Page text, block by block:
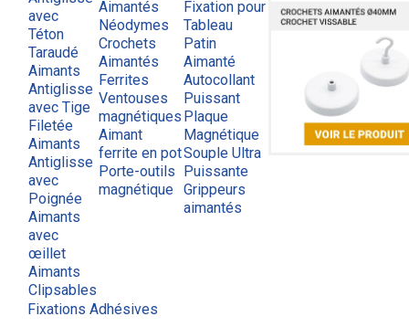
avec
Téton
Taraudé
Aimants
Antiglisse
avec Tige
Filetée
Aimants
Antiglisse
avec
Poignée
Aimants
avec
œillet
Aimants
Clipsables
Aimantés
Néodymes
Crochets
Aimantés
Ferrites
Ventouses
magnétiques
Aimant
ferrite en pot
Porte-outils
magnétique
Fixation pour
Tableau
Patin
Aimanté
Autocollant
Puissant
Plaque
Magnétique
Souple Ultra
Puissante
Grippeurs
aimantés
Fixations Adhésives